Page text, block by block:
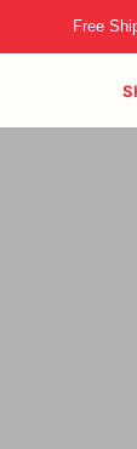
Free